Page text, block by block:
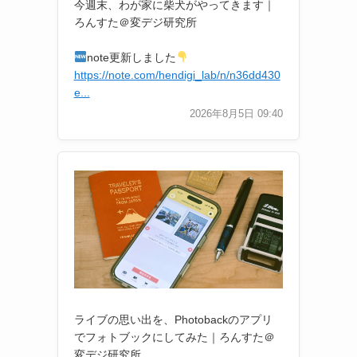
今週末、わが家に柴犬がやってきます｜
ろんすた＠変デジ研究所
note更新しました
https://note.com/hendigi_lab/n/n36dd430
e...
2026年8月5日 09:40
ライブの思い出を、Photobackのアプリ
でフォトブックにしてみた｜ろんすた＠
変デジ研究所